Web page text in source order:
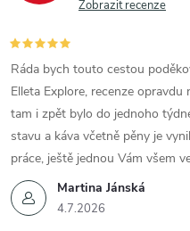
Zobrazit recenze
Martina Jánská
4.7.2026
Ráda bych touto cestou
Elleta Explore, recenze
tam i zpět bylo do jednoho
stavu a káva včetně pěny je
práce, ještě jednou Vám všem